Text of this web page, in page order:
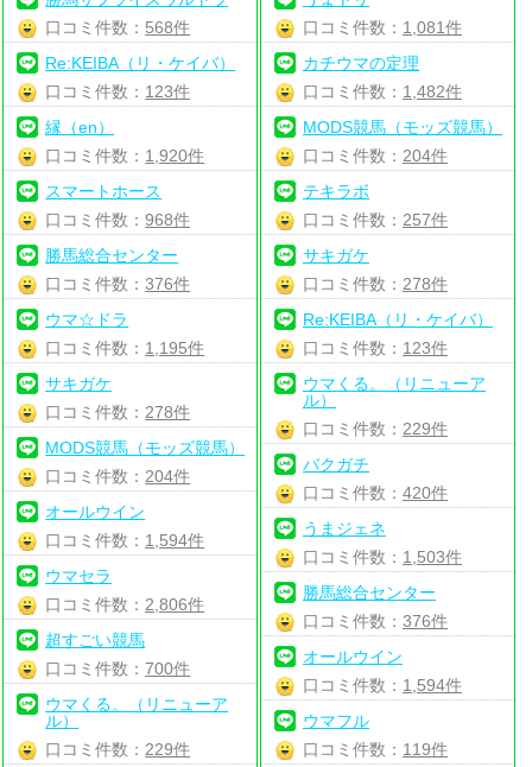
口コミ件数： 568件
Re:KEIBA（リ・ケイバ）
口コミ件数： 123件
縁（en）
口コミ件数： 1,920件
スマートホース
口コミ件数：968件
勝馬総合センター
口コミ件数：376件
ウマ☆ドラ
口コミ件数： 1,195件
サキガケ
口コミ件数： 278件
MODS競馬（モッズ競馬）
口コミ件数： 204件
オールウイン
口コミ件数： 1,594件
ウマセラ
口コミ件数： 2,806件
超すごい競馬
口コミ件数：700件
ウマくる。（リニューア
ル）
口コミ件数： 229件
口コミ件数： 1,081件
カチウマの定理
口コミ件数： 1,482件
MODS競馬（モッズ競馬）
口コミ件数： 204件
テキラボ
口コミ件数： 257件
サキガケ
口コミ件数： 278件
Re:KEIBA（リ・ケイバ）
口コミ件数： 123件
ウマくる。（リニューア
ル）
口コミ件数： 229件
バクガチ
口コミ件数： 420件
うまジェネ
口コミ件数： 1,503件
勝馬総合センター
口コミ件数： 376件
オールウイン
口コミ件数： 1,594件
ウマフル
口コミ件数： 119件